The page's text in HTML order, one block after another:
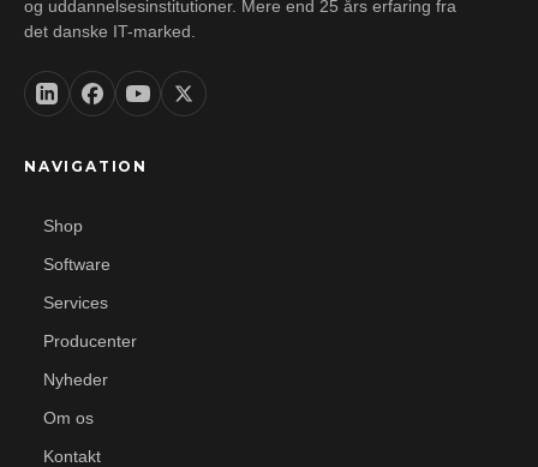
og uddannelsesinstitutioner. Mere end 25 års erfaring fra
det danske IT-marked.
NAVIGATION
Shop
Software
Services
Producenter
Nyheder
Om os
Kontakt